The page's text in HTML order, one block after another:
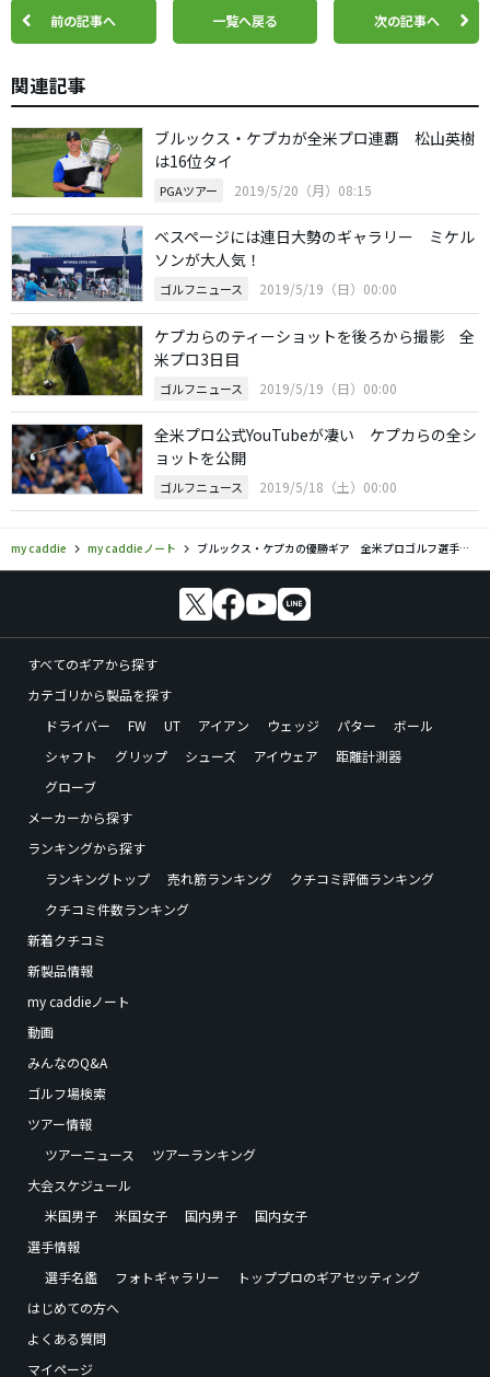
前の記事へ 一覧へ戻る 次の記事へ
関連記事
ブルックス・ケプカが全米プロ連覇 松山英樹
は16位タイ
PGAツアー 2019/5/20（月）08:15
ベスページには連日大勢のギャラリー ミケル
ソンが大人気！
ゴルフニュース 2019/5/19（日）00:00
ケプカらのティーショットを後ろから撮影 全
米プロ3日目
ゴルフニュース 2019/5/19（日）00:00
全米プロ公式YouTubeが凄い ケプカらの全シ
ョットを公開
ゴルフニュース 2019/5/18（土）00:00
my caddie my caddieノート ブルックス・ケプカの優勝ギア 全米プロゴルフ選手権連覇！
すべてのギアから探す
カテゴリから製品を探す
ドライバー
FW UT アイアン ウェッジ パター
ボール
シャフト
グリップ シューズ アイウェア
距離計測器
グローブ
メーカーから探す
ランキングから探す
ランキングトップ
売れ筋ランキング
クチコミ評価ランキング
クチコミ件数ランキング
新着クチコミ
新製品情報
my caddieノート
動画
みんなのQ&A
ゴルフ場検索
ツアー情報
ツアーニュース
ツアーランキング
大会スケジュール
米国男子
米国女子 国内男子
国内女子
選手情報
選手名鑑
フォトギャラリー
トッププロのギアセッティング
はじめての方へ
よくある質問
マイページ